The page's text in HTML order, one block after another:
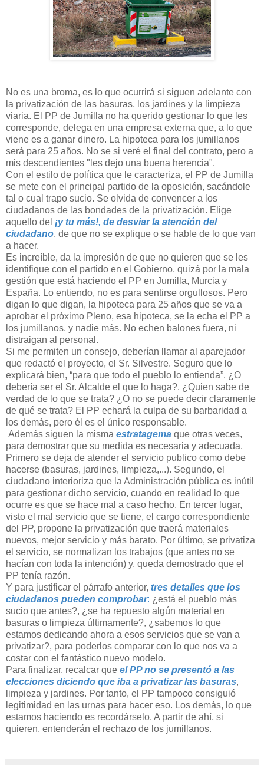
No es una broma, es lo que ocurrirá si siguen adelante con
la privatización de las basuras, los jardines y la limpieza
viaria. El PP de Jumilla no ha querido gestionar lo que les
corresponde, delega en una empresa externa que, a lo que
viene es a ganar dinero. La hipoteca para los jumillanos
será para 25 años. No se si veré el final del contrato, pero a
mis descendientes "les dejo una buena herencia".
Con el estilo de política que le caracteriza, el PP de Jumilla
se mete con el principal partido de la oposición, sacándole
tal o cual trapo sucio. Se olvida de convencer a los
ciudadanos de las bondades de la privatización. Elige
aquello del ¡y tu más!, de desviar la atención del
ciudadano, de que no se explique o se hable de lo que van
a hacer.
Es increíble, da la impresión de que no quieren que se les
identifique con el partido en el Gobierno, quizá por la mala
gestión que está haciendo el PP en Jumilla, Murcia y
España. Lo entiendo, no es para sentirse orgullosos. Pero
digan lo que digan, la hipoteca para 25 años que se va a
aprobar el próximo Pleno, esa hipoteca, se la echa el PP a
los jumillanos, y nadie más. No echen balones fuera, ni
distraigan al personal.
Si me permiten un consejo, deberían llamar al aparejador
que redactó el proyecto, el Sr. Silvestre. Seguro que lo
explicará bien, “para que todo el pueblo lo entienda”. ¿O
debería ser el Sr. Alcalde el que lo haga?. ¿Quien sabe de
verdad de lo que se trata? ¿O no se puede decir claramente
de qué se trata? El PP echará la culpa de su barbaridad a
los demás, pero él es el único responsable.
Además siguen la misma estratagema que otras veces,
para demostrar que su medida es necesaria y adecuada.
Primero se deja de atender el servicio publico como debe
hacerse (basuras, jardines, limpieza,...). Segundo, el
ciudadano interioriza que la Administración pública es inútil
para gestionar dicho servicio, cuando en realidad lo que
ocurre es que se hace mal a caso hecho. En tercer lugar,
visto el mal servicio que se tiene, el cargo correspondiente
del PP, propone la privatización que traerá materiales
nuevos, mejor servicio y más barato. Por último, se privatiza
el servicio, se normalizan los trabajos (que antes no se
hacían con toda la intención) y, queda demostrado que el
PP tenía razón.
Y para justificar el párrafo anterior, tres detalles que los
ciudadanos pueden comprobar: ¿está el pueblo más
sucio que antes?, ¿se ha repuesto algún material en
basuras o limpieza últimamente?, ¿sabemos lo que
estamos dedicando ahora a esos servicios que se van a
privatizar?, para poderlos comparar con lo que nos va a
costar con el fantástico nuevo modelo.
Para finalizar, recalcar que el PP no se presentó a las
elecciones diciendo que iba a privatizar las basuras,
limpieza y jardines. Por tanto, el PP tampoco consiguió
legitimidad en las urnas para hacer eso. Los demás, lo que
estamos haciendo es recordárselo. A partir de ahí, si
quieren, entenderán el rechazo de los jumillanos.